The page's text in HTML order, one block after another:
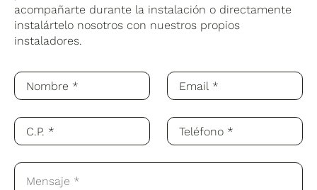
acompañarte durante la instalación o directamente
instalártelo nosotros con nuestros propios
instaladores.